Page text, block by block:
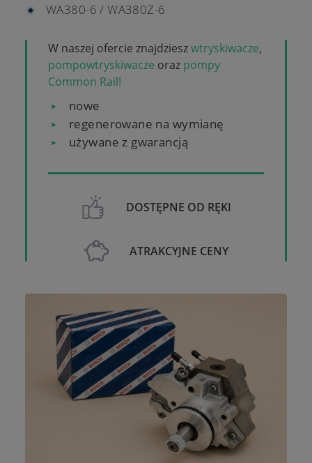
WA380-6 / WA380Z-6
W naszej ofercie znajdzieszwtryskiwacze,
pompowtryskiwacze oraz pompy
Common Rail!
nowe
regenerowane na wymianę
używane z gwarancją
DOSTĘPNE OD RĘKI
ATRAKCYJNE CENY